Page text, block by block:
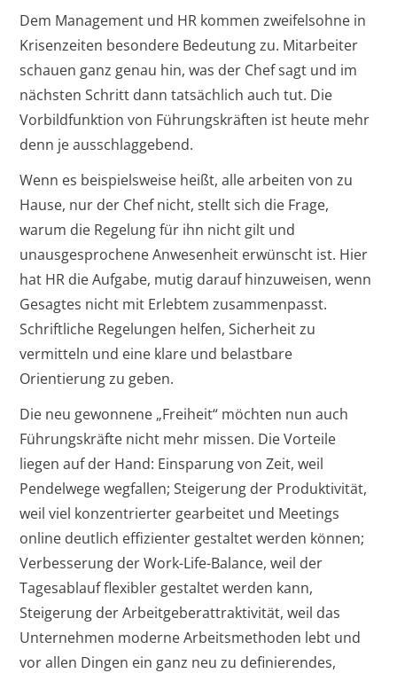
Dem Management und HR kommen zweifelsohne in
Krisenzeiten besondere Bedeutung zu. Mitarbeiter
schauen ganz genau hin, was der Chef sagt und im
nächsten Schritt dann tatsächlich auch tut. Die
Vorbildfunktion von Führungskräften ist heute mehr
denn je ausschlaggebend.
Wenn es beispielsweise heißt, alle arbeiten von zu
Hause, nur der Chef nicht, stellt sich die Frage,
warum die Regelung für ihn nicht gilt und
unausgesprochene Anwesenheit erwünscht ist. Hier
hat HR die Aufgabe, mutig darauf hinzuweisen, wenn
Gesagtes nicht mit Erlebtem zusammenpasst.
Schriftliche Regelungen helfen, Sicherheit zu
vermitteln und eine klare und belastbare
Orientierung zu geben.
Die neu gewonnene „Freiheit“ möchten nun auch
Führungskräfte nicht mehr missen. Die Vorteile
liegen auf der Hand: Einsparung von Zeit, weil
Pendelwege wegfallen; Steigerung der Produktivität,
weil viel konzentrierter gearbeitet und Meetings
online deutlich effizienter gestaltet werden können;
Verbesserung der Work-Life-Balance, weil der
Tagesablauf flexibler gestaltet werden kann,
Steigerung der Arbeitgeberattraktivität, weil das
Unternehmen moderne Arbeitsmethoden lebt und
vor allen Dingen ein ganz neu zu definierendes,